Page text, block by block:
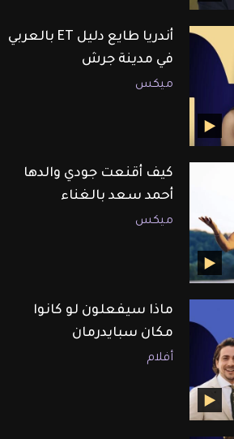
أندريا طايع دليل ET بالعربي
في مدينة جرش
ميكس
كيف أقنعت جودي والدها
أحمد سعد بالغناء
ميكس
ماذا سيفعلون لو كانوا
مكان سبايدرمان
أفلام